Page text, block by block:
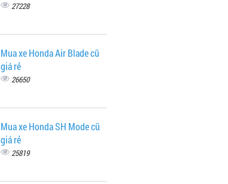
27228
Mua xe Honda Air Blade cũ
giá rẻ
26650
Mua xe Honda SH Mode cũ
giá rẻ
25819